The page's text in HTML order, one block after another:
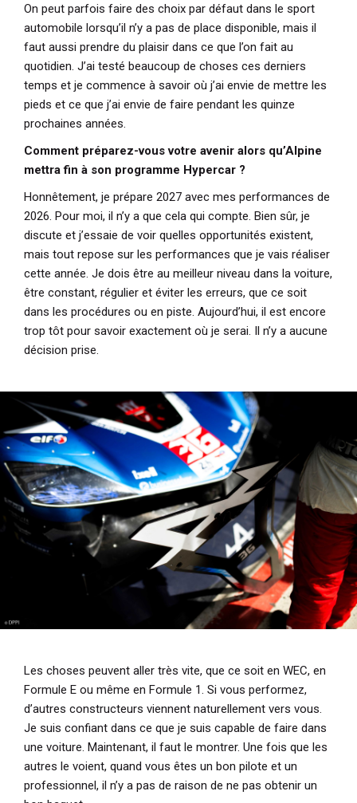
On peut parfois faire des choix par défaut dans le sport
automobile lorsqu’il n’y a pas de place disponible, mais il
faut aussi prendre du plaisir dans ce que l’on fait au
quotidien. J’ai testé beaucoup de choses ces derniers
temps et je commence à savoir où j’ai envie de mettre les
pieds et ce que j’ai envie de faire pendant les quinze
prochaines années.
Comment préparez-vous votre avenir alors qu’Alpine
mettra fin à son programme Hypercar ?
Honnêtement, je prépare 2027 avec mes performances de
2026. Pour moi, il n’y a que cela qui compte. Bien sûr, je
discute et j’essaie de voir quelles opportunités existent,
mais tout repose sur les performances que je vais réaliser
cette année. Je dois être au meilleur niveau dans la voiture,
être constant, régulier et éviter les erreurs, que ce soit
dans les procédures ou en piste. Aujourd’hui, il est encore
trop tôt pour savoir exactement où je serai. Il n’y a aucune
décision prise.
Les choses peuvent aller très vite, que ce soit en WEC, en
Formule E ou même en Formule 1. Si vous performez,
d’autres constructeurs viennent naturellement vers vous.
Je suis confiant dans ce que je suis capable de faire dans
une voiture. Maintenant, il faut le montrer. Une fois que les
autres le voient, quand vous êtes un bon pilote et un
professionnel, il n’y a pas de raison de ne pas obtenir un